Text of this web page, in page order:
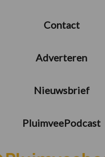
Contact
Adverteren
Nieuwsbrief
PluimveePodcast